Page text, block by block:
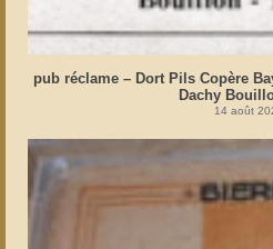
pub réclame – Dort Pils Copère
Dachy
14 août